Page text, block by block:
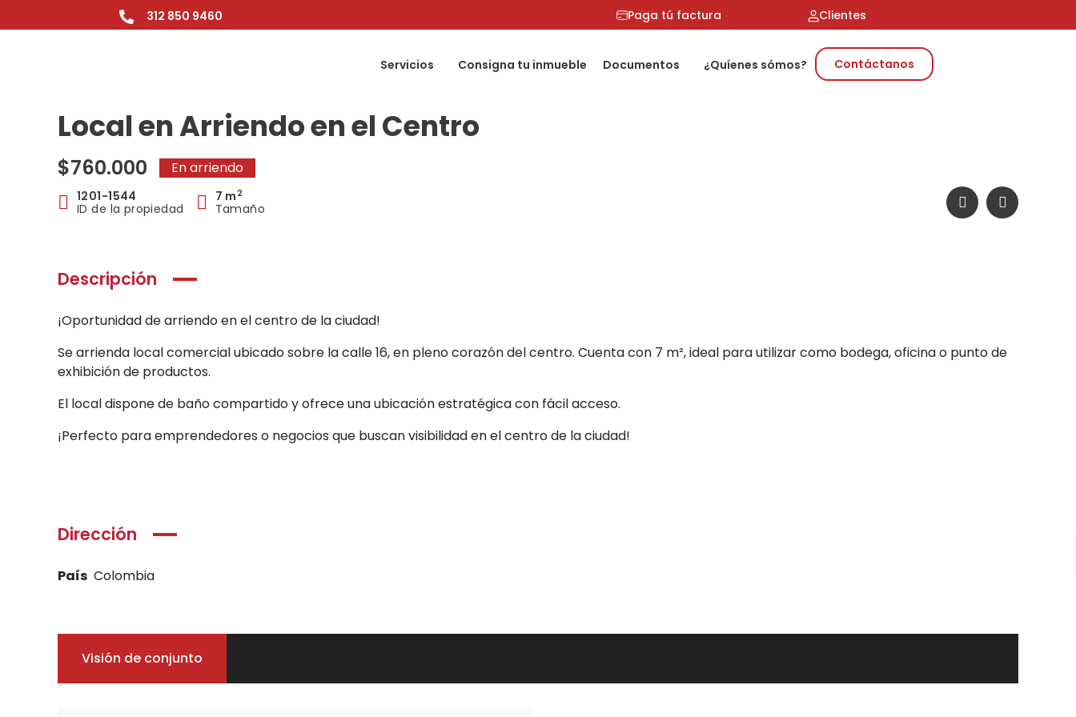
al
312 850 9460 Paga tú factura Clientes
Servicios Consigna tu inmueble Documentos ¿Quíenes sómos? Contáctanos
Local en Arriendo en el Centro
$760.000 En arriendo
1201-1544
ID de la propiedad
7 m 2
Tamaño
Descripción
¡Oportunidad de arriendo en el centro de la ciudad!
Se arrienda local comercial ubicado sobre la calle 16, en pleno corazón del centro. Cuenta con 7 m², ideal para utilizar como bodega, oficina o punto de
exhibición de productos.
El local dispone de baño compartido y ofrece una ubicación estratégica con fácil acceso.
¡Perfecto para emprendedores o negocios que buscan visibilidad en el centro de la ciudad!
Dirección
País Colombia
Visión de conjunto